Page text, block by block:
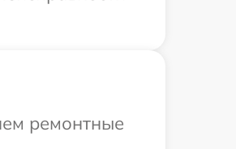
ремонтные